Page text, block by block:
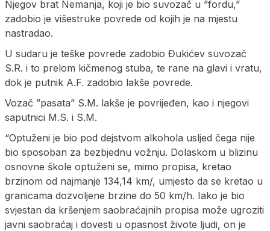
Njegov brat Nemanja, koji je bio suvozač u ”fordu,”
zadobio je višestruke povrede od kojih je na mjestu
nastradao.
U sudaru je teške povrede zadobio Đukićev suvozač
S.R. i to prelom kičmenog stuba, te rane na glavi i vratu,
dok je putnik A.F. zadobio lakše povrede.
Vozač ”pasata” S.M. lakše je povrijeđen, kao i njegovi
saputnici M.S. i S.M.
“Optuženi je bio pod dejstvom alkohola usljed čega nije
bio sposoban za bezbjednu vožnju. Dolaskom u blizinu
osnovne škole optuženi se, mimo propisa, kretao
brzinom od najmanje 134,14 km/, umjesto da se kretao u
granicama dozvoljene brzine do 50 km/h. Iako je bio
svjestan da kršenjem saobraćajnih propisa može ugroziti
javni saobraćaj i dovesti u opasnost živote ljudi, on je